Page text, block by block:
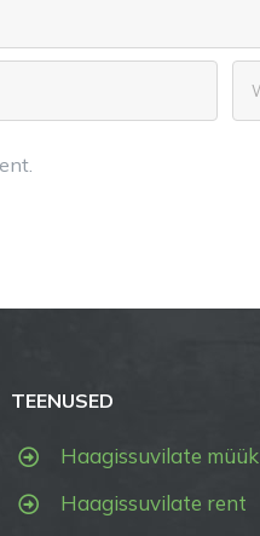
TEENUSED
Haagissuvilate müük
Haagissuvilate rent